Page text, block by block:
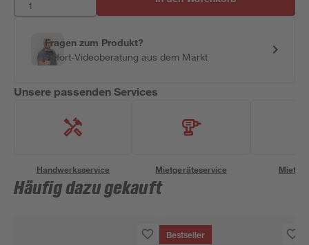
Fragen zum Produkt?
Sofort-Videoberatung aus dem Markt
Unsere passenden Services
Handwerksservice Mietgeräteservice
Häufig dazu gekauft
Bestseller